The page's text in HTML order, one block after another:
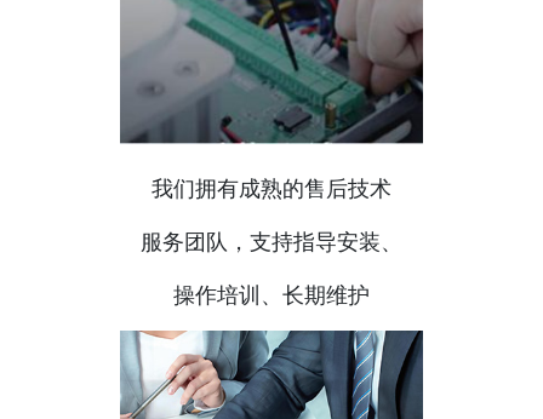
我们拥有成熟的售后技术
服务团队，支持指导安装、
操作培训、长期维护